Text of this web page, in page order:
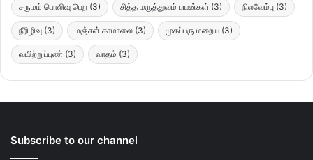
சருமம் பொலிவு பெற (3) சித்த மருத்துவம் பயன்கள் (3) நிலவேம்பு (3)
நீரிழிவு (3) மஞ்சள் காமாலை (3) முகப்பரு மறைய (3)
வயிற்றுப்புண் (3) வாதம் (3)
Subscribe to our channel